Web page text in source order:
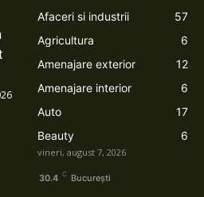
Afaceri si industrii
57
Agricultura
6
Amenajare exterior
12
Amenajare interior
6
Auto
17
Beauty
6
vineri, august 7, 2026
30.4 C București